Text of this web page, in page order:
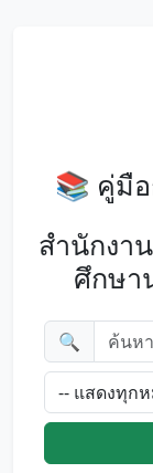
📚 คู่มือ
สำนักงา
ศึกษา
🔍